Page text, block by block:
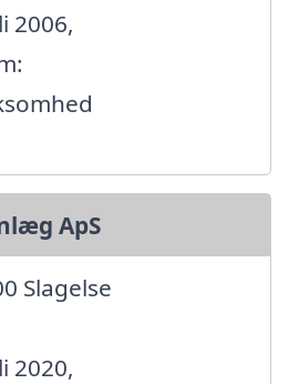
2006,
ApS
Slagelse
2020,